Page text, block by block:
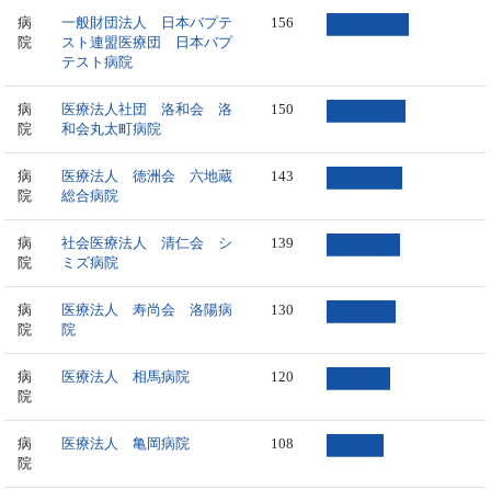
病
院
一般財団法人 日本バプテ
スト連盟医療団 日本バプ
テスト病院
156
病
院
医療法人社団 洛和会 洛
和会丸太町病院
150
病
院
医療法人 徳洲会 六地蔵
総合病院
143
病
院
社会医療法人 清仁会 シ
ミズ病院
139
病
院
医療法人 寿尚会 洛陽病
院
130
病
院
医療法人 相馬病院 120
病
院
医療法人 亀岡病院 108